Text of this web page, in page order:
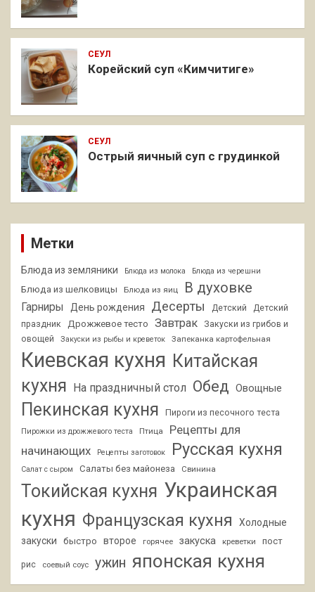
СЕУЛ
Корейский суп «Кимчитиге»
СЕУЛ
Острый яичный суп с грудинкой
Метки
Блюда из земляники Блюда из молока Блюда из черешни
Блюда из шелковицы Блюда из яиц В духовке
Гарниры День рождения Десерты Детский
Детский
праздник
Дрожжевое тесто Завтрак
Закуски из грибов и
овощей
Закуски из рыбы и креветок Запеканка картофельная
Киевская кухня Китайская
кухня На праздничный стол Обед Овощные
Пекинская кухня Пироги из песочного теста
Пирожки из дрожжевого теста Птица
Рецепты для
начинающих
Рецепты заготовок Русская кухня
Салат с сыром Салаты без майонеза Свинина
Токийская кухня Украинская
кухня Французская кухня
Холодные
закуски
быстро второе горячее закуска креветки пост
рис соевый соус ужин японская кухня